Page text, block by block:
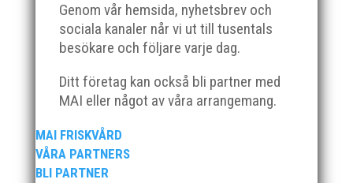
Genom vår hemsida, nyhetsbrev och
sociala kanaler når vi ut till tusentals
besökare och följare varje dag.
Ditt företag kan också bli partner med
MAI eller något av våra arrangemang.
MAI FRISKVÅRD
VÅRA PARTNERS
BLI PARTNER
priset ”Årets pulshöjare”, och bland annat fanns
ordförande Fredrik Wennolf på plats för att ta emot
hyllningarna. –...